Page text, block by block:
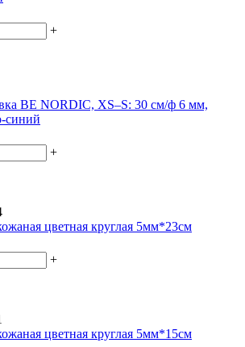
+
BE NORDIC, XS–S: 30 см/ф 6 мм,
синий
+
цветная круглая 5мм*23см
+
цветная круглая 5мм*15см